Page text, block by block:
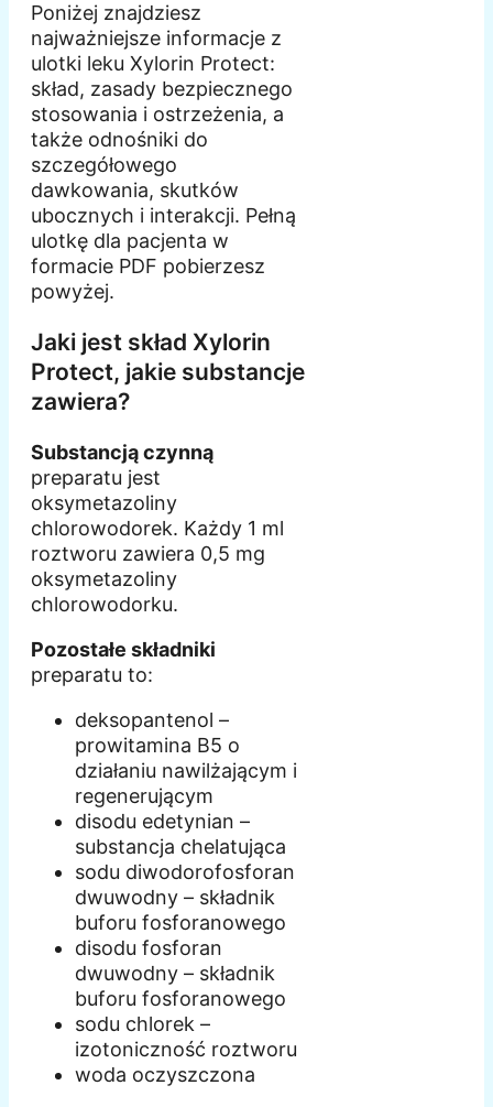
Poniżej znajdziesz
najważniejsze informacje z
ulotki leku Xylorin Protect:
skład, zasady bezpiecznego
stosowania i ostrzeżenia, a
także odnośniki do
szczegółowego
dawkowania, skutków
ubocznych i interakcji. Pełną
ulotkę dla pacjenta w
formacie PDF pobierzesz
powyżej.
Jaki jest skład Xylorin
Protect, jakie substancje
zawiera?
Substancją czynną
preparatu jest
oksymetazoliny
chlorowodorek. Każdy 1 ml
roztworu zawiera 0,5 mg
oksymetazoliny
chlorowodorku.
Pozostałe składniki
preparatu to:
deksopantenol –
prowitamina B5 o
działaniu nawilżającym i
regenerującym
disodu edetynian –
substancja chelatująca
sodu diwodorofosforan
dwuwodny – składnik
buforu fosforanowego
disodu fosforan
dwuwodny – składnik
buforu fosforanowego
sodu chlorek –
izotoniczność roztworu
woda oczyszczona